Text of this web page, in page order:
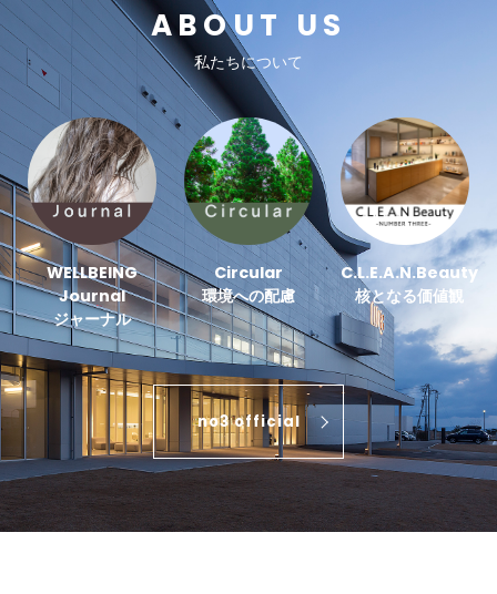
ABOUT US
私たちについて
WELLBEING
Journal
ジャーナル
Circular
環境への配慮
C.L.E.A.N.Beauty
核となる価値観
no3 official